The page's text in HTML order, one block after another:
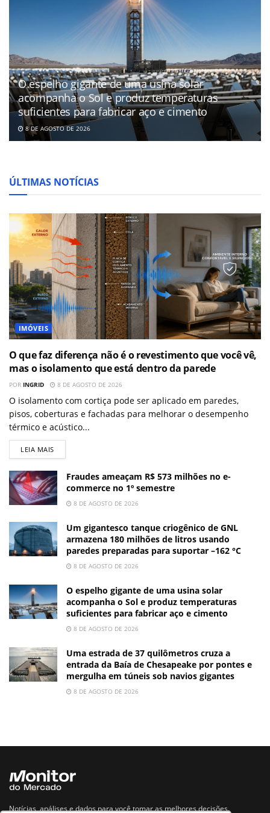
O espelho gigante de uma usina solar
acompanha o Sol e produz temperaturas
suficientes para fabricar aço e cimento
8 DE AGOSTO DE 2026
ÚLTIMAS NOTÍCIAS
IMÓVEIS
O que faz diferença não é o revestimento que você vê,
mas o isolamento que está dentro da parede
POR INGRID 8 DE AGOSTO DE 2026
O isolamento com cortiça pode ser aplicado em paredes,
pisos, coberturas e fachadas para melhorar o desempenho
térmico e acústico...
LEIA MAIS
Fraudes ameaçam R$ 573 milhões no e-
commerce no 1º semestre
8 DE AGOSTO DE 2026
Um gigantesco tanque criogênico de GNL
armazena 180 milhões de litros usando
paredes preparadas para suportar –162 °C
8 DE AGOSTO DE 2026
O espelho gigante de uma usina solar
acompanha o Sol e produz temperaturas
suficientes para fabricar aço e cimento
8 DE AGOSTO DE 2026
Uma estrada de 37 quilômetros cruza a
entrada da Baía de Chesapeake por pontes e
mergulha em túneis sob navios gigantes
8 DE AGOSTO DE 2026
Notícias, análises e dados para você tomar as melhores decisões.